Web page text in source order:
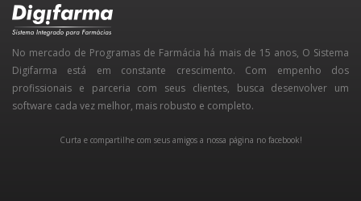
No mercado de Programas de Farmácia há mais de 15 anos, O Sistema
Digifarma está em constante crescimento. Com empenho dos
profissionais e parceria com seus clientes, busca desenvolver um
software cada vez melhor, mais robusto e completo.
Curta e compartilhe com seus amigos a nossa página no facebook!